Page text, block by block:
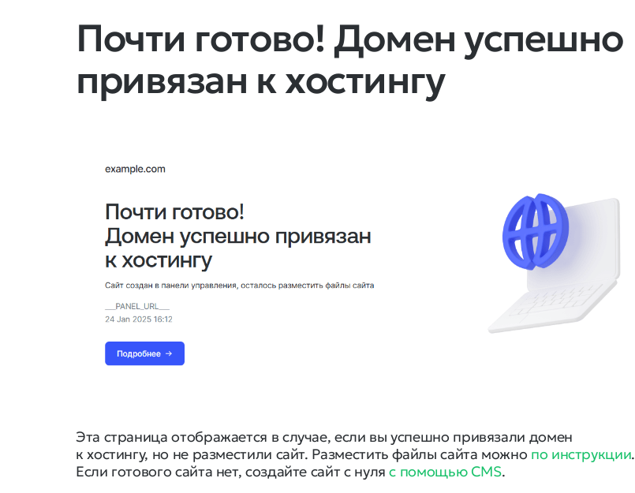
Почти готово! Домен успешно
привязан к хостингу
Эта страница отображается в случае, если вы успешно привязали домен
к хостингу, но не разместили сайт. Разместить файлы сайта можно по инструкции.
Если готового сайта нет, создайте сайт с нуляс помощью CMS.